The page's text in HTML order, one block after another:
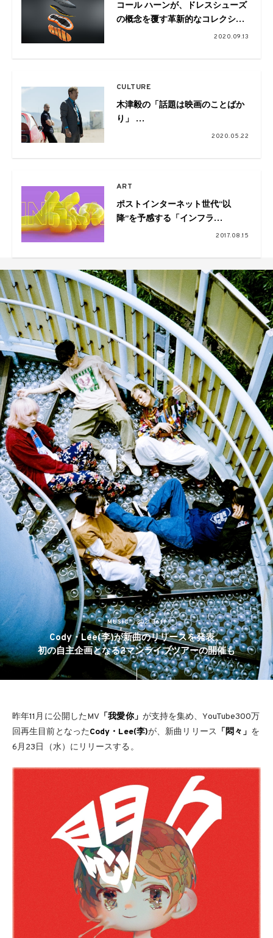
コール ハーンが、ドレスシューズ
の概念を覆す革新的なコレクショ
ン「4.ZERØGRAND」を発表2020.09.13
CULTURE
木津毅の「話題は映画のことばか
り」
第6回：宇野維正と語る『ベタ
2020.05.22
ART
ポストインターネット世代“以
降”を予感する「インフラ
2017.08.15
MUSIC 2021.06.17
Cody・Lee(李)が新曲のリリースを発表。
初の自主企画となる2マンライブツアーの開催も
昨年11月に公開したMV 「我愛你」 が支持を集め、YouTube300万
回再生目前となったCody・Lee(李)が、新曲リリース 「悶々」 を
6月23日（水）にリリースする。